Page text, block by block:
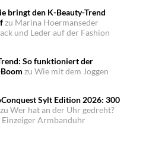
bringt den K-Beauty-Trend
zu Marina Hoermanseder
und Leder auf der Fashion
So funktioniert der
zu Wie mit dem Joggen
Sylt Edition 2026: 300
zu Wer hat an der Uhr gedreht?
Armbanduhr